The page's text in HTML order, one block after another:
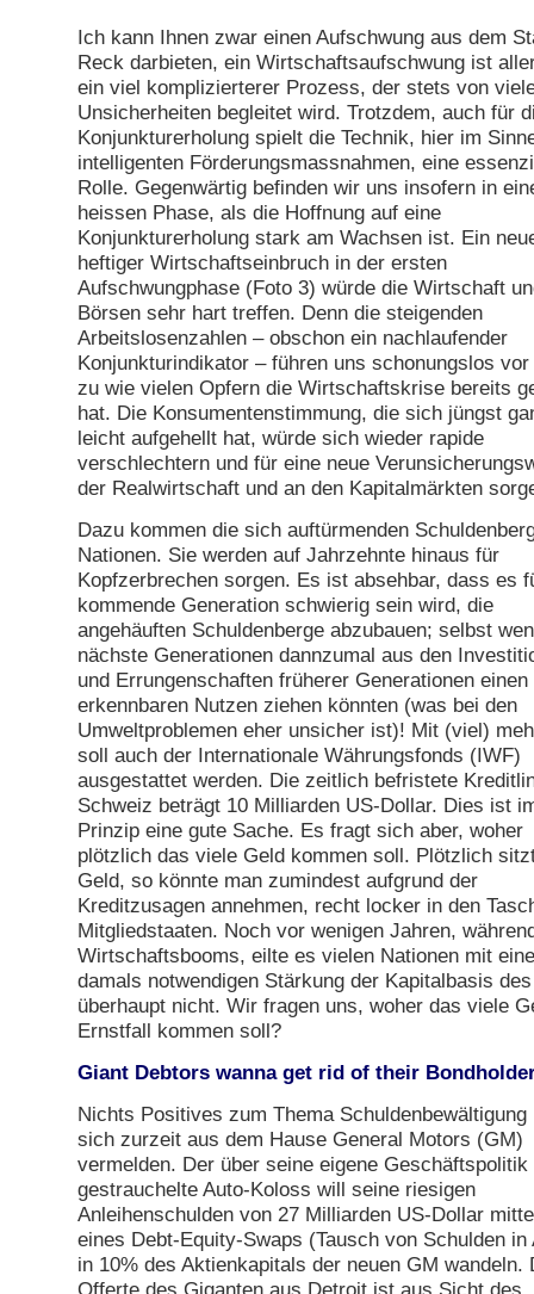
Ich kann Ihnen zwar einen Aufschwung aus dem
Reck darbieten, ein Wirtschaftsaufschwung ist
ein viel komplizierterer Prozess, der stets von
Unsicherheiten begleitet wird. Trotzdem, auch für
Konjunkturerholung spielt die Technik, hier im
intelligenten Förderungsmassnahmen, eine
Rolle. Gegenwärtig befinden wir uns insofern in
heissen Phase, als die Hoffnung auf eine
Konjunkturerholung stark am Wachsen ist. Ein
heftiger Wirtschaftseinbruch in der ersten
Aufschwungphase (Foto 3) würde die Wirtschaft
Börsen sehr hart treffen. Denn die steigenden
Arbeitslosenzahlen – obschon ein nachlaufender
Konjunkturindikator – führen uns schonungslos vor
zu wie vielen Opfern die Wirtschaftskrise bereits
hat. Die Konsumentenstimmung, die sich jüngst
leicht aufgehellt hat, würde sich wieder rapide
verschlechtern und für eine neue
der Realwirtschaft und an den Kapitalmärkten
Dazu kommen die sich auftürmenden
Nationen. Sie werden auf Jahrzehnte hinaus für
Kopfzerbrechen sorgen. Es ist absehbar, dass es
kommende Generation schwierig sein wird, die
angehäuften Schuldenberge abzubauen; selbst
nächste Generationen dannzumal aus den
und Errungenschaften früherer Generationen einen
erkennbaren Nutzen ziehen könnten (was bei den
Umweltproblemen eher unsicher ist)! Mit (viel)
soll auch der Internationale Währungsfonds (IWF)
ausgestattet werden. Die zeitlich befristete
Schweiz beträgt 10 Milliarden US-Dollar. Dies ist
Prinzip eine gute Sache. Es fragt sich aber, woher
plötzlich das viele Geld kommen soll. Plötzlich
Geld, so könnte man zumindest aufgrund der
Kreditzusagen annehmen, recht locker in den
Mitgliedstaaten. Noch vor wenigen Jahren,
Wirtschaftsbooms, eilte es vielen Nationen mit
damals notwendigen Stärkung der Kapitalbasis
überhaupt nicht. Wir fragen uns, woher das viele
Ernstfall kommen soll?
Giant Debtors wanna get rid of their
Nichts Positives zum Thema Schuldenbewältigung
sich zurzeit aus dem Hause General Motors (GM)
vermelden. Der über seine eigene Geschäftspolitik
gestrauchelte Auto-Koloss will seine riesigen
Anleihenschulden von 27 Milliarden US-Dollar
eines Debt-Equity-Swaps (Tausch von Schulden in
in 10% des Aktienkapitals der neuen GM wandeln.
Offerte des Giganten aus Detroit ist aus Sicht des